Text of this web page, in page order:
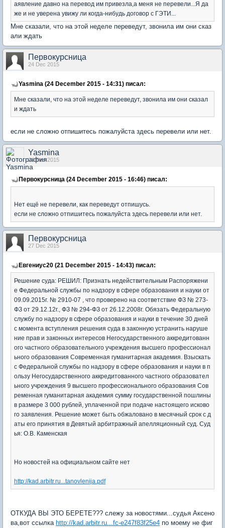
аявление давно на перевод им привезла,а меня не перевели...Я да
же и не уверена увижу ли когда-нибудь договор с ГЭТИ...
Мне сказали, что на этой неделе переведут, звонила им они сказ
али ждать
Первокурсница
24 Dec 2015
Yasmina (24 December 2015 - 14:31) писал:
Мне сказали, что на этой неделе переведут, звонила им они сказал
и ждать
если не сложно отпишитесь пожалуйста здесь перевели или нет.
Yasmina
24 Dec 2015
Первокурсница (24 December 2015 - 16:46) писал:
Нет ещё не перевели, как переведут отпишусь.
если не сложно отпишитесь пожалуйста здесь перевели или нет.
Первокурсница
27 Dec 2015
Евгениус20 (21 December 2015 - 14:43) писал:
Решение суда: РЕШИЛ: Признать недействительным Распоряжени
е Федеральной службы по надзору в сфере образования и науки от
09.09.2015г. № 2910-07 , что проверено на соответствие ФЗ № 273-
ФЗ от 29.12.12г., ФЗ № 294-ФЗ от 26.12.2008г. Обязать Федеральную
службу по надзору в сфере образования и науки в течение 30 дней
с момента вступления решения суда в законную устранить наруше
ние прав и законных интересов Негосударственного аккредитованн
ого частного образовательного учреждения высшего профессионал
ьного образования Современная гуманитарная академия. Взыскать
с Федеральной службы по надзору в сфере образования и науки в п
ользу Негосударственного аккредитованного частного образовател
ьного учреждения 9 высшего профессионального образования Сов
ременная гуманитарная академия сумму государственной пошлины
в размере 3 000 рублей, уплаченной при подаче настоящего исково
го заявления. Решение может быть обжаловано в месячный срок с д
аты его принятия в Девятый арбитражный апелляционный суд. Суд
ья: О.В. Каменская
Но новостей на официальном сайте нет
http://kad.arbitr.ru...tanovlenija.pdf
ОТКУДА ВЫ ЭТО БЕРЕТЕ??? слежу за новостями...судья Аксено
ва,вот ссылка http://kad.arbitr.ru...fc-e247f83f25e4 по моему не фиг